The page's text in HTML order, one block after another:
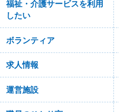
福祉・介護サービスを利用
したい
ボランティア
求人情報
運営施設